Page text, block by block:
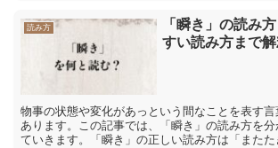
読み方
「瞬き」の読み
すい読み方まで
物事の状態や変化があっという間なことを表す
あります。この記事では、「瞬き」の読み方を
ていきます。「瞬き」の正しい読み方は「また